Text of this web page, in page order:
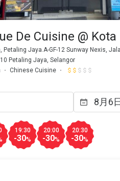
De Cuisine @
Petaling Jaya.A-GF-12 Sunway Nexis,
Petaling Jaya, Selangor
Chinese Cuisine
19:30
-30%
20:00
-30%
20:30
-30%